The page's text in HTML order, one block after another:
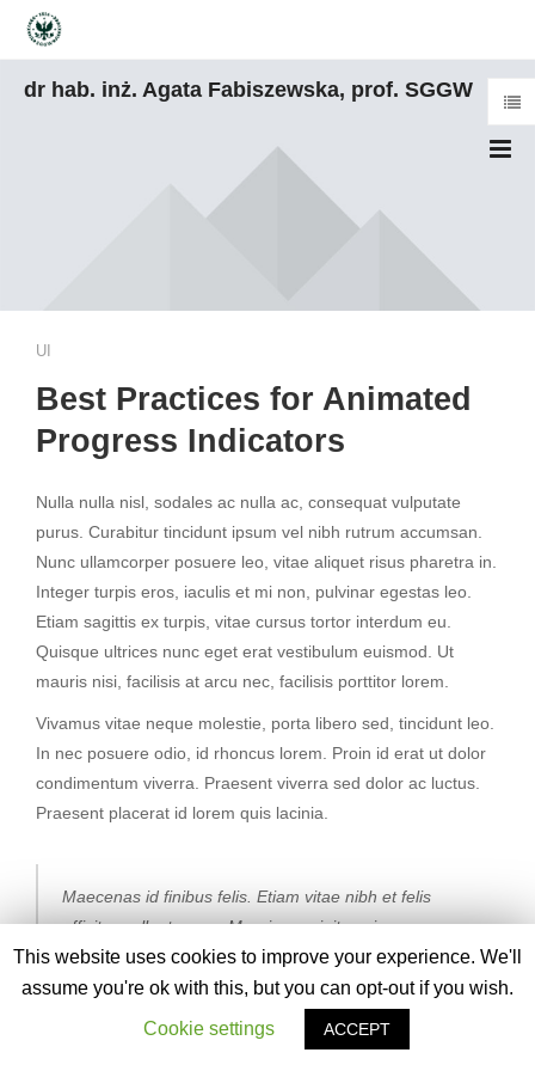
dr hab. inż. Agata Fabiszewska, prof. SGGW
UI
Best Practices for Animated
Progress Indicators
Nulla nulla nisl, sodales ac nulla ac, consequat vulputate
purus. Curabitur tincidunt ipsum vel nibh rutrum accumsan.
Nunc ullamcorper posuere leo, vitae aliquet risus pharetra in.
Integer turpis eros, iaculis et mi non, pulvinar egestas leo.
Etiam sagittis ex turpis, vitae cursus tortor interdum eu.
Quisque ultrices nunc eget erat vestibulum euismod. Ut
mauris nisi, facilisis at arcu nec, facilisis porttitor lorem.
Vivamus vitae neque molestie, porta libero sed, tincidunt leo.
In nec posuere odio, id rhoncus lorem. Proin id erat ut dolor
condimentum viverra. Praesent viverra sed dolor ac luctus.
Praesent placerat id lorem quis lacinia.
Maecenas id finibus felis. Etiam vitae nibh et felis
efficitur pellentesque. Mauris suscipit sapien nunc, a
lacinia nibh feugiat ut. In hac habitasse platea
dictumst.
Larry L. Johnson
This website uses cookies to improve your experience. We'll
assume you're ok with this, but you can opt-out if you wish.
Cookie settings
ACCEPT